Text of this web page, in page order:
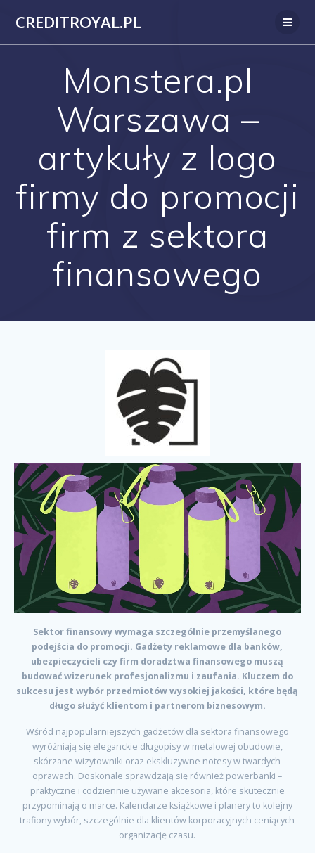
CREDITROYAL.PL
Monstera.pl
Warszawa –
artykuły z logo
firmy do promocji
firm z sektora
finansowego
Sektor finansowy wymaga szczególnie przemyślanego
podejścia do promocji. Gadżety reklamowe dla banków,
ubezpieczycieli czy firm doradztwa finansowego muszą
budować wizerunek profesjonalizmu i zaufania. Kluczem do
sukcesu jest wybór przedmiotów wysokiej jakości, które będą
długo służyć klientom i partnerom biznesowym.
Wśród najpopularniejszych gadżetów dla sektora finansowego
wyróżniają się eleganckie długopisy w metalowej obudowie,
skórzane wizytowniki oraz ekskluzywne notesy w twardych
oprawach. Doskonale sprawdzają się również powerbanki –
praktyczne i codziennie używane akcesoria, które skutecznie
przypominają o marce. Kalendarze książkowe i planery to kolejny
trafiony wybór, szczególnie dla klientów korporacyjnych ceniących
organizację czasu.